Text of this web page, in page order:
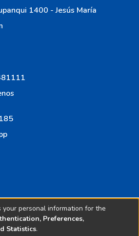
1400 - Jesús María
de repositorio.ins.gob.pe estan
License
personal information for the
Preferences,
Statistics.